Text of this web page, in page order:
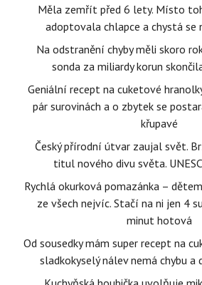
Měla zemřít před 6 lety. Místo
adoptovala chlapce a chystá se
Na odstranění chyby měli skoro
sonda za miliardy korun
Geniální recept na cuketové
pár surovinách a o zbytek se
křupavé
Český přírodní útvar zaujal svět.
titul nového divu světa.
Rychlá okurková pomazánka –
ze všech nejvíc. Stačí na ni jen 4
minut hotová
Od sousedky mám super recept na
sladkokyselý nálev nemá chybu a